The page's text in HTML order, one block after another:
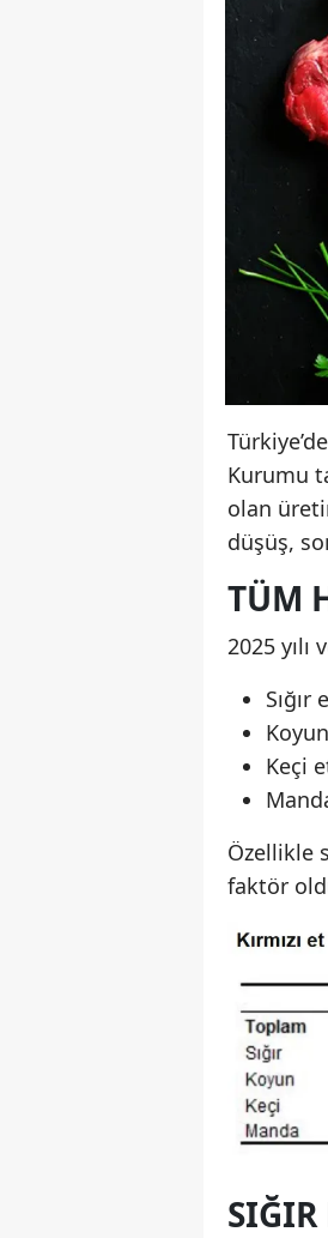
Kurumu
olan
düşüş,
TÜM
2025
Keçi
Özellikle
faktör